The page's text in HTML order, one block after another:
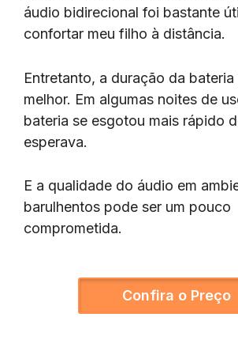
áudio bidirecional foi bastante
confortar meu filho à distância.
Entretanto, a duração da
melhor. Em algumas noites de
bateria se esgotou mais rápido
esperava.
E a qualidade do áudio em
barulhentos pode ser um pouco
comprometida.
Confira o Preço